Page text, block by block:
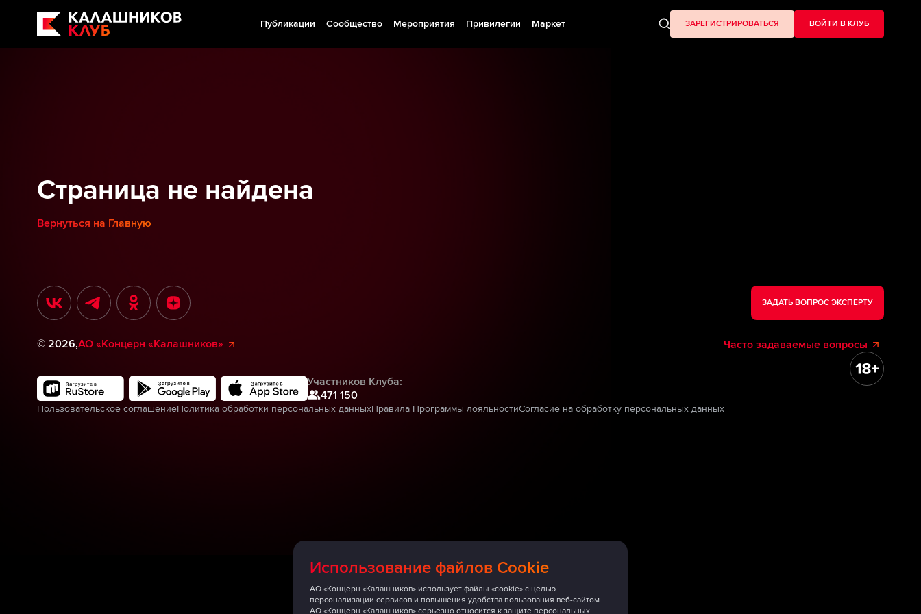
Публикации Сообщество Мероприятия Привилегии Маркет ЗАРЕГИСТРИРОВАТЬСЯ ВОЙТИ В КЛУБ
Использование файлов Cookie
АО «Концерн «Калашников» использует файлы «cookie» с целью
персонализации сервисов и повышения удобства пользования веб-сайтом.
АО «Концерн «Калашников» серьезно относится к защите персональных
Страница не найдена
Вернуться на Главную
ЗАДАТЬ ВОПРОС ЭКСПЕРТУ
© 2026,АО «Концерн «Калашников» Часто задаваемые вопросы
Участников Клуба:
471 150
Пользовательское соглашениеПолитика обработки персональных данныхПравила Программы лояльностиСогласие на обработку персональных данных